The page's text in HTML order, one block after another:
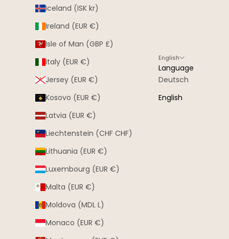
Iceland (ISK kr)
Ireland (EUR €)
Isle of Man (GBP £)
Italy (EUR €)
Jersey (EUR €)
Kosovo (EUR €)
Latvia (EUR €)
Liechtenstein (CHF CHF)
Lithuania (EUR €)
Luxembourg (EUR €)
Malta (EUR €)
Moldova (MDL L)
Monaco (EUR €)
English
Language
Deutsch
English